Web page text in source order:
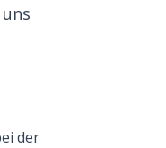
der